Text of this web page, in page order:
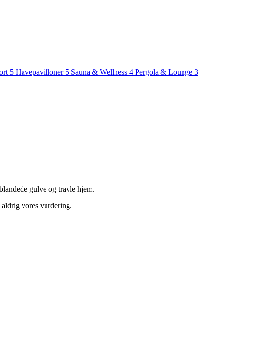
5 Havepavilloner 5 Sauna & Wellness 4 Pergola & Lounge 3
gulve og travle hjem.
vores vurdering.